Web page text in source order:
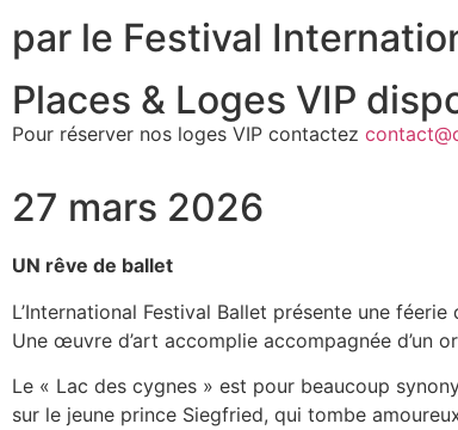
par le Festival
Places & Loges VIP
Pour réserver nos loges VIP contactez
27 mars 2026
UN rêve de ballet
L’International Festival Ballet présente une
Une œuvre d’art accomplie accompagnée d’un
Le « Lac des cygnes » est pour beaucoup
sur le jeune prince Siegfried, qui tombe